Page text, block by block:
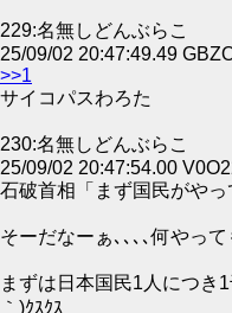
229:名無しどんぶらこ
25/09/02 20:47:49.49
>>1
サイコパスわろた
230:名無しどんぶらこ
25/09/02 20:47:54.00
石破首相「まず国民がやっ
そーだなーぁ､､､､何やって
まずは日本国民1人につき
｀)ｸｽｸｽ